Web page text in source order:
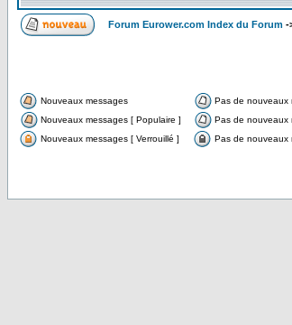
Forum Eurower.com Index du Forum -
Nouveaux messages Pas de nouveaux
Nouveaux messages [ Populaire ]
Pas de nouveaux
Nouveaux messages [ Verrouillé ]
Pas de nouveaux